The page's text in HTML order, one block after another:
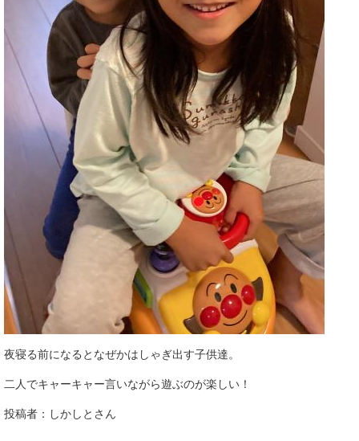
夜寝る前になるとなぜかはしゃぎ出す子供達。
二人でキャーキャー言いながら遊ぶのが楽しい！
投稿者：しかしとさん